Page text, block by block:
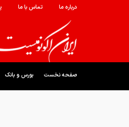
درباره ما تماس با ما
صفحه نخست بورس و بانک